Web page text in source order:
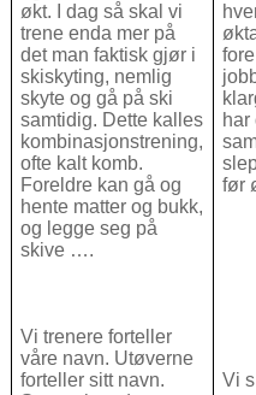
økt. I dag så skal vi
trene enda mer på
det man faktisk gjør i
skiskyting, nemlig
skyte og gå på ski
samtidig. Dette kalles
kombinasjonstrening,
ofte kalt komb.
Foreldre kan gå og
hente matter og bukk,
og legge seg på
skive ….
Vi trenere forteller
våre navn. Utøverne
forteller sitt navn.
har
før
Vi